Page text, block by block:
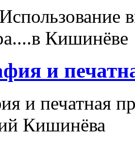
Кишинёве
и
и печатная
Кишинёва